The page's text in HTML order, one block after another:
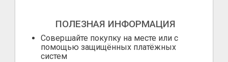
ПОЛЕЗНАЯ ИНФОРМАЦИЯ
Совершайте покупку на месте или с
помощью защищённых платёжных
систем